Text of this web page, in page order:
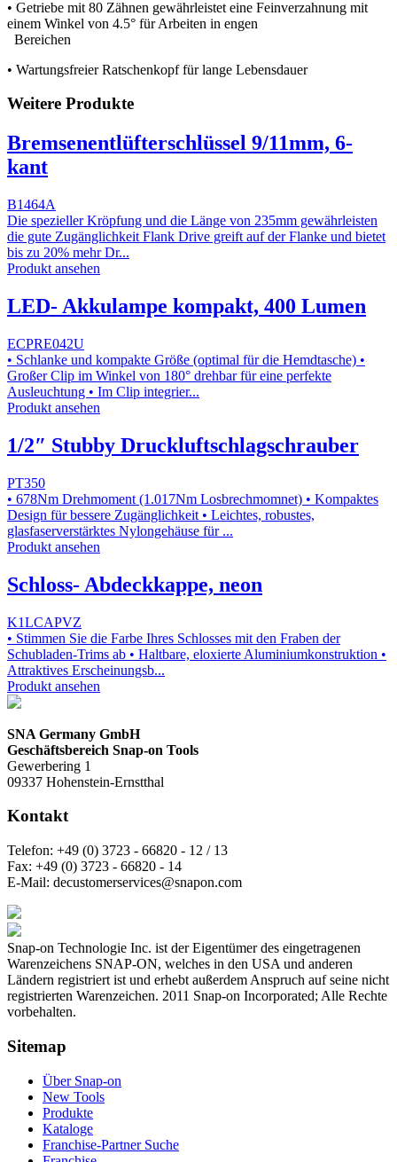
• Getriebe mit 80 Zähnen gewährleistet eine Feinverzahnung mit
einem Winkel von 4.5° für Arbeiten in engen
Bereichen
• Wartungsfreier Ratschenkopf für lange Lebensdauer
Weitere Produkte
Bremsenentlüfterschlüssel 9/11mm, 6-
kant
B1464A
Die spezieller Kröpfung und die Länge von 235mm gewährleisten
die gute Zugänglichkeit Flank Drive greift auf der Flanke und bietet
bis zu 20% mehr Dr...
Produkt ansehen
LED- Akkulampe kompakt, 400 Lumen
ECPRE042U
• Schlanke und kompakte Größe (optimal für die Hemdtasche) •
Großer Clip im Winkel von 180° drehbar für eine perfekte
Ausleuchtung • Im Clip integrier...
Produkt ansehen
1/2″ Stubby Druckluftschlagschrauber
PT350
• 678Nm Drehmoment (1.017Nm Losbrechmomnet) • Kompaktes
Design für bessere Zugänglichkeit • Leichtes, robustes,
glasfaserverstärktes Nylongehäuse für ...
Produkt ansehen
Schloss- Abdeckkappe, neon
K1LCAPVZ
• Stimmen Sie die Farbe Ihres Schlosses mit den Fraben der
Schubladen-Trims ab • Haltbare, eloxierte Aluminiumkonstruktion •
Attraktives Erscheinungsb...
Produkt ansehen
SNA Germany GmbH
Geschäftsbereich Snap-on Tools
Gewerbering 1
09337 Hohenstein-Ernstthal
Kontakt
Telefon: +49 (0) 3723 - 66820 - 12 / 13
Fax: +49 (0) 3723 - 66820 - 14
E-Mail: decustomerservices@snapon.com
Snap-on Technologie Inc. ist der Eigentümer des eingetragenen
Warenzeichens SNAP-ON, welches in den USA und anderen
Ländern registriert ist und erhebt außerdem Anspruch auf seine nicht
registrierten Warenzeichen. 2011 Snap-on Incorporated; Alle Rechte
vorbehalten.
Sitemap
Über Snap-on
New Tools
Produkte
Kataloge
Franchise-Partner Suche